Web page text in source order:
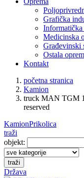
Grafička
Informatička
Medicinska
Građevinski
Ostala
Kontakt
početna stranica
Kamion
truck MAN TGM
reserved
KamionPrikolica
traži
objekt:
traži
Država